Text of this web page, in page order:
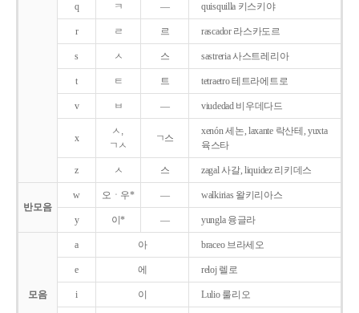
q ㅋ ― quisquilla 키스키야
r ㄹ 르 rascador 라스카도르
s ㅅ 스 sastreria 사스트레리아
t ㅌ 트 tetraetro 테트라에트로
v ㅂ ― viudedad 비우데다드
x
ㅅ,
ㄱㅅ
ㄱ스
xenón 세논, laxante 락산테, yuxta
육스타
z ㅅ 스 zagal 사갈, liquidez 리키데스
반모음
w 오ㆍ우* ― walkirias 왈키리아스
y 이* ― yungla 융글라
모음
a 아 braceo 브라세오
e 에 reloj 렐로
i 이 Lulio 룰리오